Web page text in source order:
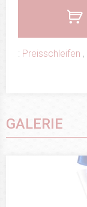
: Preisschleifen ,
GALERIE